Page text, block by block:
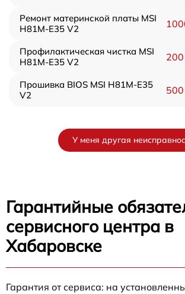
Ремонт материнской платы MSI
H81M-E35 V2
Профилактическая чистка MSI
H81M-E35 V2
Прошивка BIOS MSI H81M-E35
V2
У меня другая
Гарантийные
сервисного центра в
Хабаровске
Гарантия от сервиса: на